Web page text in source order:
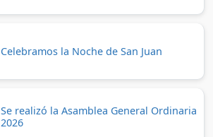
Celebramos la Noche de San Juan
Se realizó la Asamblea General Ordinaria
2026